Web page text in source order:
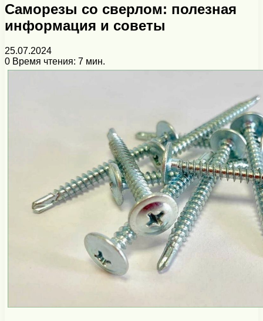
Саморезы со сверлом: полезная
информация и советы
25.07.2024
0 Время чтения: 7 мин.